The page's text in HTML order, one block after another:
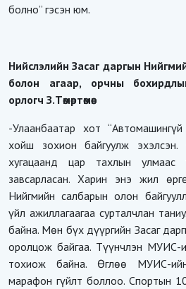
болно” гэсэн юм.
Нийслэлийн Засаг даргын
болон агаар, орчны
орлогч З.Төмөртөмөө:
-Улаанбаатар хот
хойш зохион байгуулж
хугацаанд цар тахлын
завсарласан. Харин энэ жил
Нийгмийн салбарын олон
үйл ажиллагаагаа сурталчлан
байна. Мөн бүх дүүргийн Засаг
оролцож байгаа. Түүнчлэн
тохиож байна. Өглөө МУИС-
марафон гүйлт боллоо. Спортын